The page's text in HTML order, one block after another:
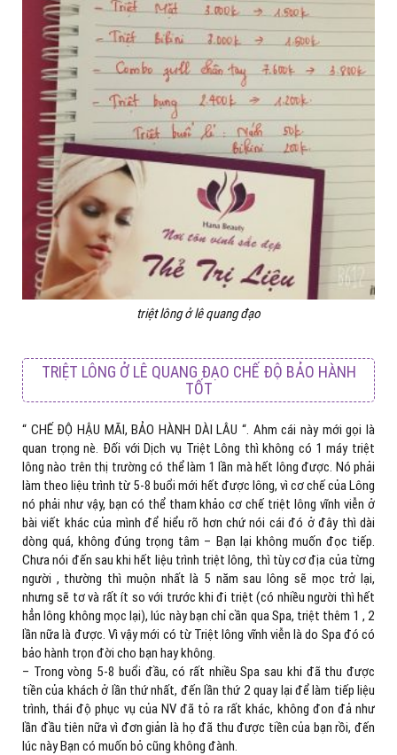
triệt lông ở lê quang đạo
TRIỆT LÔNG Ở LÊ QUANG ĐẠO CHẾ ĐỘ BẢO HÀNH
TỐT
“ CHẾ ĐỘ HẬU MÃI, BẢO HÀNH DÀI LÂU “. Ahm cái này mới gọi là
quan trọng nè. Đối với Dịch vụ Triệt Lông thì không có 1 máy triệt
lông nào trên thị trường có thể làm 1 lần mà hết lông được. Nó phải
làm theo liệu trình từ 5-8 buổi mới hết được lông, vì cơ chế của Lông
nó phải như vậy, bạn có thể tham khảo cơ chế triệt lông vĩnh viễn ở
bài viết khác của mình để hiểu rõ hơn chứ nói cái đó ở đây thì dài
dòng quá, không đúng trọng tâm – Bạn lại không muốn đọc tiếp.
Chưa nói đến sau khi hết liệu trình triệt lông, thì tùy cơ địa của từng
người , thường thì muộn nhất là 5 năm sau lông sẽ mọc trở lại,
nhưng sẽ tơ và rất ít so với trước khi đi triệt (có nhiều người thì hết
hẳn lông không mọc lại), lúc này bạn chỉ cần qua Spa, triệt thêm 1 , 2
lần nữa là được. Vì vậy mới có từ Triệt lông vĩnh viễn là do Spa đó có
bảo hành trọn đời cho bạn hay không.
– Trong vòng 5-8 buổi đầu, có rất nhiều Spa sau khi đã thu được
tiền của khách ở lần thứ nhất, đến lần thứ 2 quay lại để làm tiếp liệu
trình, thái độ phục vụ của NV đã tỏ ra rất khác, không đon đả như
lần đầu tiên nữa vì đơn giản là họ đã thu được tiền của bạn rồi, đến
lúc này Bạn có muốn bỏ cũng không đành.